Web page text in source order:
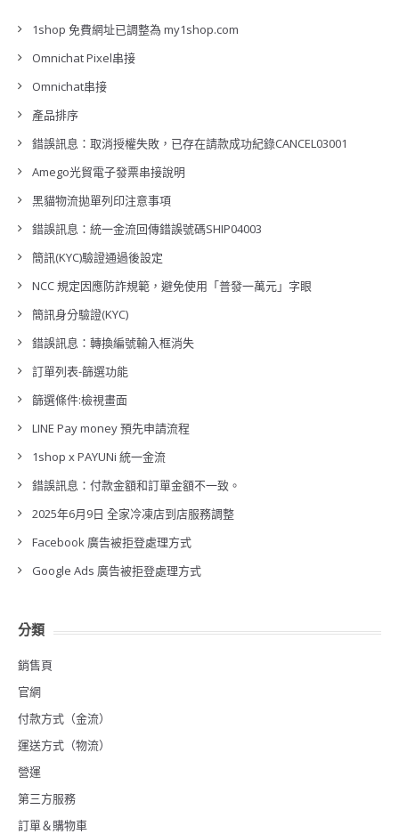
1shop 免費網址已調整為 my1shop.com
Omnichat Pixel串接
Omnichat串接
產品排序
錯誤訊息：取消授權失敗，已存在請款成功紀錄CANCEL03001
Amego光貿電子發票串接說明
黑貓物流拋單列印注意事項
錯誤訊息：統一金流回傳錯誤號碼SHIP04003
簡訊(KYC)驗證通過後設定
NCC 規定因應防詐規範，避免使用「普發一萬元」字眼
簡訊身分驗證(KYC)
錯誤訊息：轉換編號輸入框消失
訂單列表-篩選功能
篩選條件:檢視畫面
LINE Pay money 預先申請流程
1shop x PAYUNi 統一金流
錯誤訊息：付款金額和訂單金額不一致。
2025年6月9日 全家冷凍店到店服務調整
Facebook 廣告被拒登處理方式
Google Ads 廣告被拒登處理方式
分類
銷售頁
官網
付款方式（金流）
運送方式（物流）
營運
第三方服務
訂單＆購物車